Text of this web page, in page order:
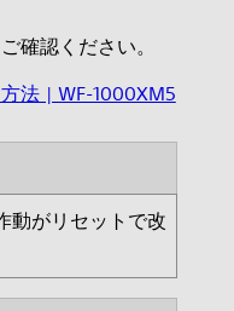
確認ください。
法 | WF-1000XM5
動がリセットで改